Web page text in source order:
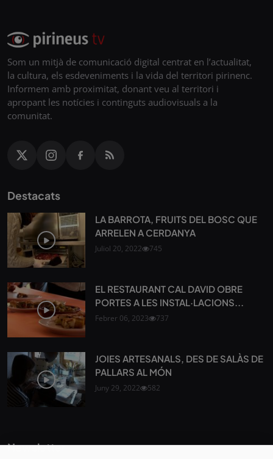
Som un mitjà de comunicació digital centrat en l’actualitat,
la cultura, els esdeveniments i la vida del territori pirinenc.
Informem amb proximitat, donant veu al territori i
apropant les notícies i continguts audiovisuals a la
comunitat.
Destacats
LA BARROTA, FRUITS DEL BOSC QUE
ARRELEN A CERDANYA
Juliol 20, 2022 745
EL RESTAURANT CAL DAVID OBRE
PORTES A LES INSTAL·LACIONS...
Febrer 06, 2023 737
JOIES ARTESANALS, DES DE SALÀS DE
PALLARS AL MÓN
Juny 29, 2022 582
Newsletter